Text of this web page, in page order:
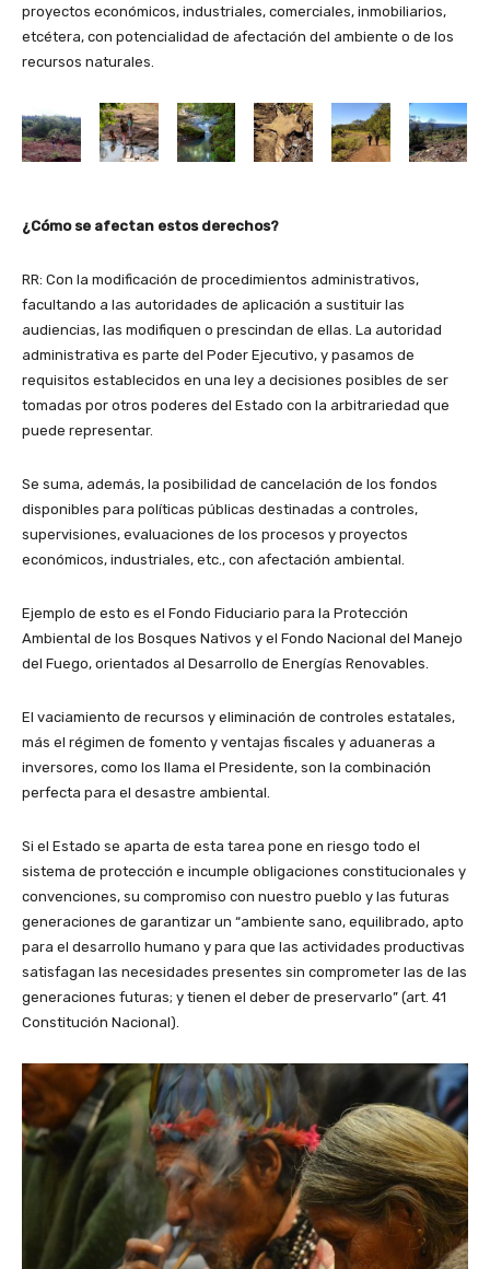
proyectos económicos, industriales, comerciales, inmobiliarios,
etcétera, con potencialidad de afectación del ambiente o de los
recursos naturales.
¿Cómo se afectan estos derechos?
RR: Con la modificación de procedimientos administrativos,
facultando a las autoridades de aplicación a sustituir las
audiencias, las modifiquen o prescindan de ellas. La autoridad
administrativa es parte del Poder Ejecutivo, y pasamos de
requisitos establecidos en una ley a decisiones posibles de ser
tomadas por otros poderes del Estado con la arbitrariedad que
puede representar.
Se suma, además, la posibilidad de cancelación de los fondos
disponibles para políticas públicas destinadas a controles,
supervisiones, evaluaciones de los procesos y proyectos
económicos, industriales, etc., con afectación ambiental.
Ejemplo de esto es el Fondo Fiduciario para la Protección
Ambiental de los Bosques Nativos y el Fondo Nacional del Manejo
del Fuego, orientados al Desarrollo de Energías Renovables.
El vaciamiento de recursos y eliminación de controles estatales,
más el régimen de fomento y ventajas fiscales y aduaneras a
inversores, como los llama el Presidente, son la combinación
perfecta para el desastre ambiental.
Si el Estado se aparta de esta tarea pone en riesgo todo el
sistema de protección e incumple obligaciones constitucionales y
convenciones, su compromiso con nuestro pueblo y las futuras
generaciones de garantizar un “ambiente sano, equilibrado, apto
para el desarrollo humano y para que las actividades productivas
satisfagan las necesidades presentes sin comprometer las de las
generaciones futuras; y tienen el deber de preservarlo” (art. 41
Constitución Nacional).